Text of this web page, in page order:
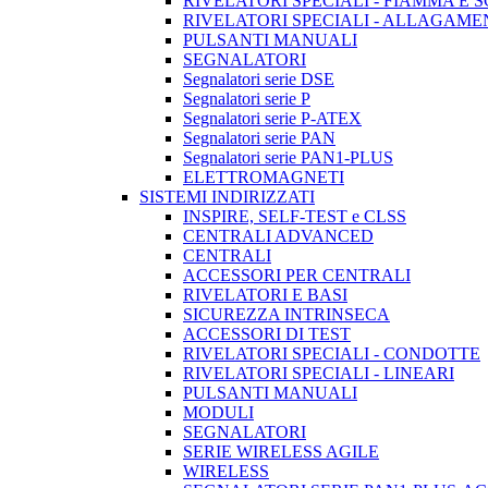
RIVELATORI SPECIALI -
PULSANTI MANUALI
SEGNALATORI
Segnalatori serie DSE
Segnalatori serie P
Segnalatori serie P-ATEX
Segnalatori serie PAN
Segnalatori serie PAN1-PLUS
ELETTROMAGNETI
SISTEMI INDIRIZZATI
INSPIRE, SELF-TEST e CLSS
CENTRALI ADVANCED
CENTRALI
ACCESSORI PER CENTRALI
RIVELATORI E BASI
SICUREZZA INTRINSECA
ACCESSORI DI TEST
RIVELATORI SPECIALI - CONDOTTE
RIVELATORI SPECIALI - LINEARI
PULSANTI MANUALI
MODULI
SEGNALATORI
SERIE WIRELESS AGILE
WIRELESS